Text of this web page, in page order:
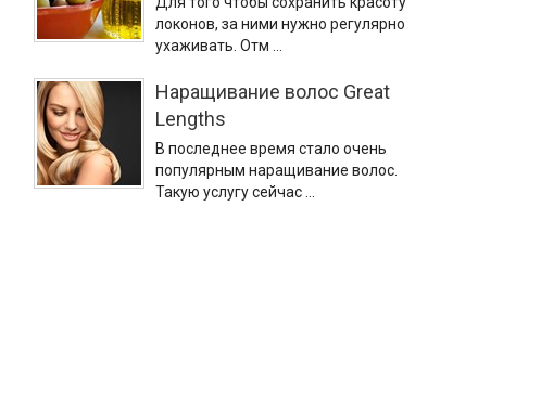
локонов, за ними нужно регулярно
ухаживать. Отм …
Наращивание волос Great
Lengths
В последнее время стало очень
популярным наращивание волос.
Такую услугу сейчас …